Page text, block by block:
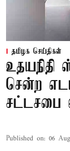
தமிழக செய்திகள்
உதயநிதி
சென்ற
சட்டசபை
Published on: 06